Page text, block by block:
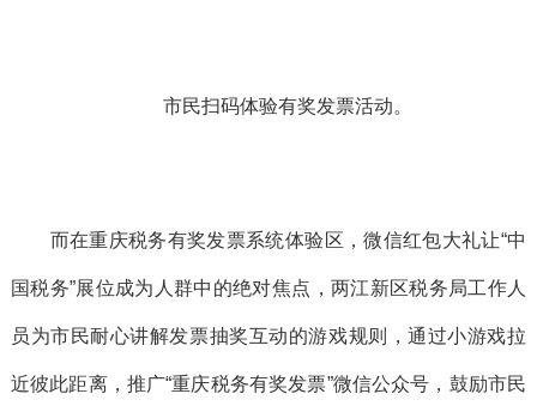
市民扫码体验有奖发票活动。
而在重庆税务有奖发票系统体验区，微信红包大礼让“中
国税务”展位成为人群中的绝对焦点，两江新区税务局工作人
员为市民耐心讲解发票抽奖互动的游戏规则，通过小游戏拉
近彼此距离，推广“重庆税务有奖发票”微信公众号，鼓励市民